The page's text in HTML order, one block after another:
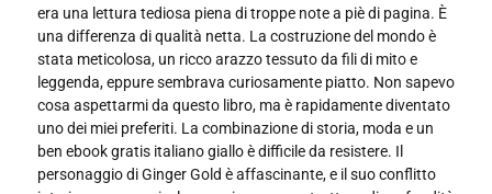
era una lettura tediosa piena di troppe note a piè di pagina. È
una differenza di qualità netta. La costruzione del mondo è
stata meticolosa, un ricco arazzo tessuto da fili di mito e
leggenda, eppure sembrava curiosamente piatto. Non sapevo
cosa aspettarmi da questo libro, ma è rapidamente diventato
uno dei miei preferiti. La combinazione di storia, moda e un
ben ebook gratis italiano giallo è difficile da resistere. Il
personaggio di Ginger Gold è affascinante, e il suo conflitto